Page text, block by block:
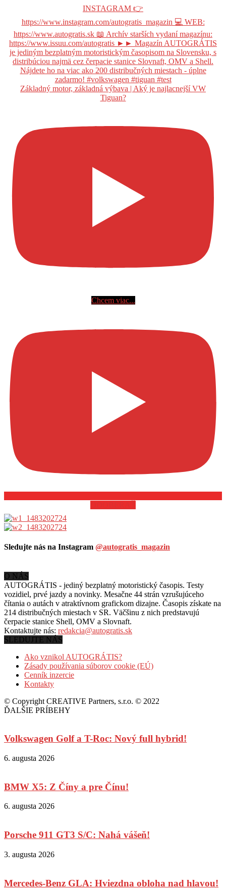
Základný motor, základná výbava | Aký je najlacnejší VW
Tiguan?
Chcem viac...
Sledujte nás na Instagram @autogratis_magazin
O NÁS
AUTOGRÁTIS - jediný bezplatný motoristický časopis. Testy
vozidiel, prvé jazdy a novinky. Mesačne 44 strán vzrušujúceho
čítania o autách v atraktívnom grafickom dizajne. Časopis získate na
214 distribučných miestach v SR. Väčšinu z nich predstavujú
čerpacie stanice Shell, OMV a Slovnaft.
Kontaktujte nás: redakcia@autogratis.sk
SLEDUJTE NÁS
Ako vznikol AUTOGRÁTIS?
Zásady používania súborov cookie (EÚ)
Cenník inzercie
Kontakty
© Copyright CREATIVE Partners, s.r.o. © 2022
ĎALŠIE PRÍBEHY
Volkswagen Golf a T-Roc: Nový full hybrid!
6. augusta 2026
BMW X5: Z Číny a pre Čínu!
6. augusta 2026
Porsche 911 GT3 S/C: Nahá vášeň!
3. augusta 2026
Mercedes-Benz GLA: Hviezdna obloha nad hlavou!